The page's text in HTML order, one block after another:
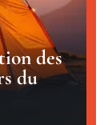
des
du